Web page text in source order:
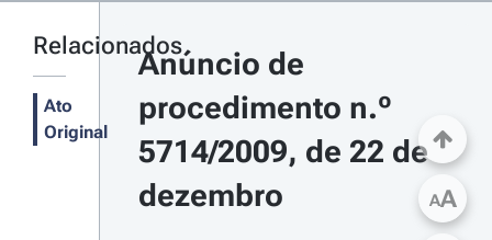
Relacionados
Ato
Original
Anúncio de
procedimento n.º
5714/2009, de 22 de
dezembro
AA